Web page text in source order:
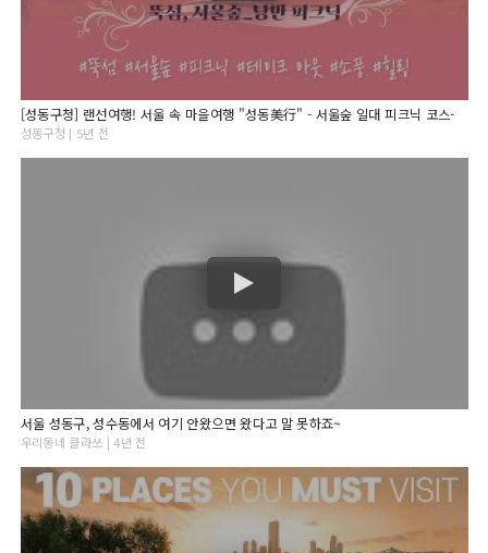
[성동구청] 랜선여행! 서울 속 마을여행 "성동美行" - 서울숲 일대 피크닉 코스-
성동구청 | 5년 전
서울 성동구, 성수동에서 여기 안왔으면 왔다고 말 못하죠~
우리동네 클라쓰 | 4년 전